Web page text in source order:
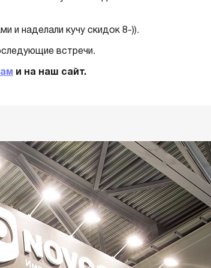
и наделали кучу скидок 8-)).
встречи.
и на наш сайт.